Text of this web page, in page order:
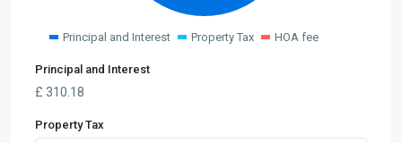
Principal and Interest Property Tax HOA fee
Principal and Interest
£ 310.18
Property Tax